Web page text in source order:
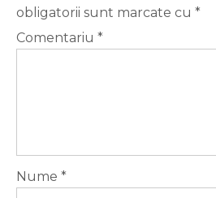
obligatorii sunt marcate cu *
Comentariu *
Nume *